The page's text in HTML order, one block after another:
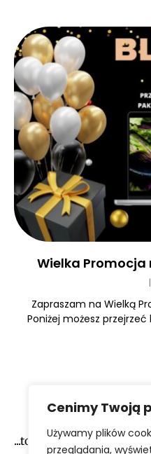
Cenimy Twoją
Używamy plików
przeglądania,
Wielka Promocja
Zapraszam na Wielką
Poniżej możesz
...to narazie wszystko :-)